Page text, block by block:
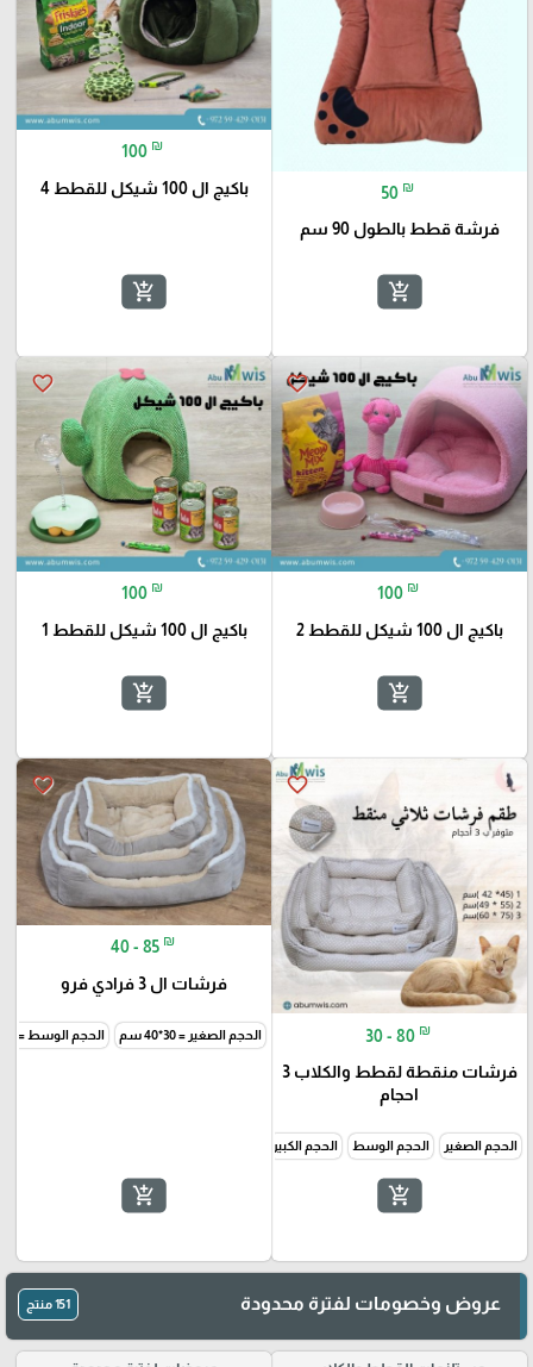
🎓
50 ₪
فرشة قطط بالطول 90 سم
add_shopping_cart
100 ₪
باكيج ال 100 شيكل للقطط 4
add_shopping_cart
favorite_border
100 ₪
باكيج ال 100 شيكل للقطط 2
add_shopping_cart
favorite_border
100 ₪
باكيج ال 100 شيكل للقطط 1
add_shopping_cart
favorite_border
30 - 80 ₪
فرشات منقطة لقطط والكلاب 3
احجام
الحجم الصغير الحجم الوسط الحجم الكبير
add_shopping_cart
favorite_border
40 - 85 ₪
فرشات ال 3 فرادي فرو
الحجم الصغير = 30*40 سم الحجم الوسط = 40*46 سم
add_shopping_cart
عروض وخصومات لفترة محدودة 151 منتج